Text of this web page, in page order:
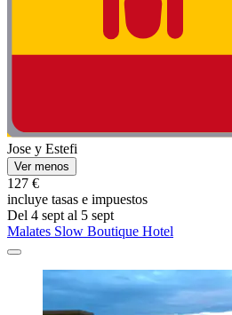
Jose y Estefi
Ver menos
127 €
incluye tasas e impuestos
Del 4 sept al 5 sept
Malates Slow Boutique Hotel